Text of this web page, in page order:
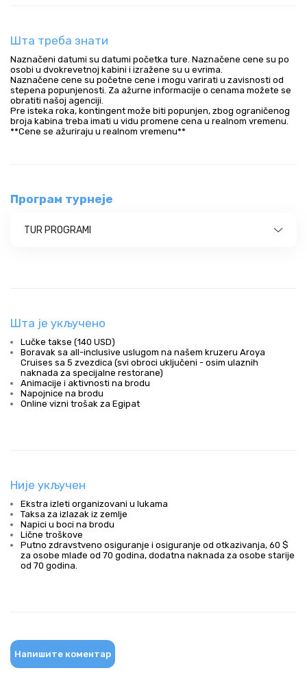
Шта треба знати
Naznačeni datumi su datumi početka ture. Naznačene cene su po
osobi u dvokrevetnoj kabini i izražene su u evrima.
Naznačene cene su početne cene i mogu varirati u zavisnosti od
stepena popunjenosti. Za ažurne informacije o cenama možete se
obratiti našoj agenciji.
Pre isteka roka, kontingent može biti popunjen, zbog ograničenog
broja kabina treba imati u vidu promene cena u realnom vremenu.
**Cene se ažuriraju u realnom vremenu**
Програм турнеје
TUR PROGRAMI
Шта је укључено
Lučke takse (140 USD)
Boravak sa all-inclusive uslugom na našem kruzeru Aroya
Cruises sa 5 zvezdica (svi obroci uključeni - osim ulaznih
naknada za specijalne restorane)
Animacije i aktivnosti na brodu
Napojnice na brodu
Online vizni trošak za Egipat
Није укључен
Ekstra izleti organizovani u lukama
Taksa za izlazak iz zemlje
Napici u boci na brodu
Lične troškove
Putno zdravstveno osiguranje i osiguranje od otkazivanja, 60 $
za osobe mlađe od 70 godina, dodatna naknada za osobe starije
od 70 godina.
Напишите коментар